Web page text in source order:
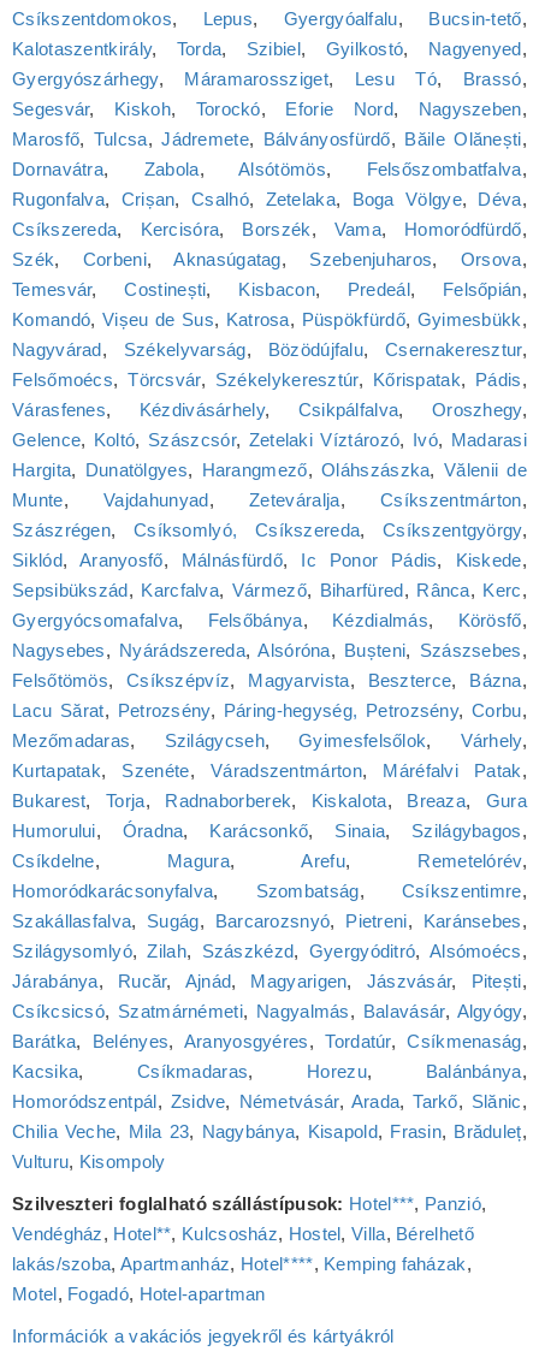
Csíkszentdomokos, Lepus, Gyergyóalfalu, Bucsin-tető,
Kalotaszentkirály, Torda, Szibiel, Gyilkostó, Nagyenyed,
Gyergyószárhegy, Máramarossziget, Lesu Tó, Brassó,
Segesvár, Kiskoh, Torockó, Eforie Nord, Nagyszeben,
Marosfő, Tulcsa,Jádremete, Bálványosfürdő, Băile Olănești,
Dornavátra, Zabola,Alsótömös, Felsőszombatfalva,
Rugonfalva, Crișan,Csalhó, Zetelaka, Boga Völgye, Déva,
Csíkszereda, Kercisóra, Borszék, Vama, Homoródfürdő,
Szék, Corbeni,Aknasúgatag, Szebenjuharos, Orsova,
Temesvár,Costinești, Kisbacon, Predeál, Felsőpián,
Komandó, Vișeu de Sus, Katrosa, Püspökfürdő, Gyimesbükk,
Nagyvárad, Székelyvarság, Bözödújfalu,Csernakeresztur,
Felsőmoécs,Törcsvár, Székelykeresztúr, Kőrispatak, Pádis,
Várasfenes, Kézdivásárhely, Csikpálfalva, Oroszhegy,
Gelence, Koltó, Szászcsór, Zetelaki Víztározó, Ivó, Madarasi
Hargita, Dunatölgyes, Harangmező,Oláhszászka, Vălenii de
Munte,Vajdahunyad,Zeteváralja,Csíkszentmárton,
Szászrégen, Csíksomlyó, Csíkszereda,Csíkszentgyörgy,
Siklód, Aranyosfő, Málnásfürdő, Ic Ponor Pádis, Kiskede,
Sepsibükszád, Karcfalva, Vármező, Biharfüred, Rânca, Kerc,
Gyergyócsomafalva, Felsőbánya, Kézdialmás, Körösfő,
Nagysebes, Nyárádszereda,Alsóróna, Bușteni, Szászsebes,
Felsőtömös, Csíkszépvíz, Magyarvista, Beszterce, Bázna,
Lacu Sărat, Petrozsény, Páring-hegység, Petrozsény,Corbu,
Mezőmadaras, Szilágycseh,Gyimesfelsőlok, Várhely,
Kurtapatak, Szenéte,Váradszentmárton, Máréfalvi Patak,
Bukarest,Torja, Radnaborberek, Kiskalota, Breaza, Gura
Humorului, Óradna, Karácsonkő, Sinaia, Szilágybagos,
Csíkdelne, Magura,Arefu, Remetelórév,
Homoródkarácsonyfalva, Szombatság, Csíkszentimre,
Szakállasfalva, Sugág, Barcarozsnyó, Pietreni, Karánsebes,
Szilágysomlyó,Zilah, Szászkézd, Gyergyóditró, Alsómoécs,
Járabánya, Rucăr, Ajnád, Magyarigen, Jászvásár, Pitești,
Csíkcsicsó, Szatmárnémeti, Nagyalmás, Balavásár, Algyógy,
Barátka, Belényes, Aranyosgyéres,Tordatúr,Csíkmenaság,
Kacsika, Csíkmadaras, Horezu, Balánbánya,
Homoródszentpál, Zsidve, Németvásár, Arada,Tarkő, Slănic,
Chilia Veche, Mila 23, Nagybánya, Kisapold, Frasin, Brăduleț,
Vulturu, Kisompoly
Szilveszteri foglalható szállástípusok: Hotel***, Panzió,
Vendégház, Hotel**, Kulcsosház, Hostel,Villa, Bérelhető
lakás/szoba, Apartmanház, Hotel****, Kemping faházak,
Motel, Fogadó, Hotel‑apartman
Információk a vakációs jegyekről és kártyákról